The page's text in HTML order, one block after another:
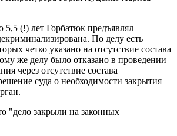
(!) лет Горбатюк предъявлял
По делу есть
четко указано на отсутствие состава
же делу было отказано в проведении
через отсутствие состава
суда о необходимости закрытия
"дело закрыли на законных